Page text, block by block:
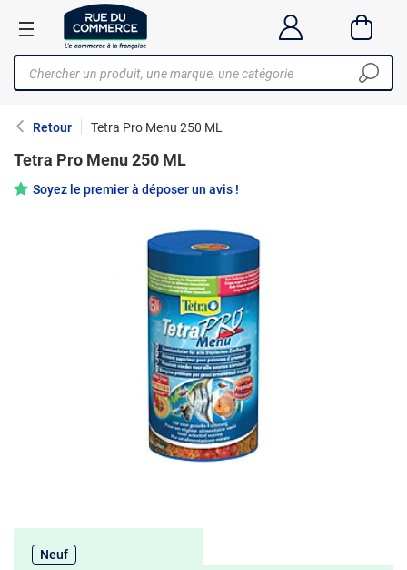
Retour Tetra Pro Menu 250 ML
Tetra Pro Menu 250 ML
Soyez le premier à déposer un avis !
Neuf